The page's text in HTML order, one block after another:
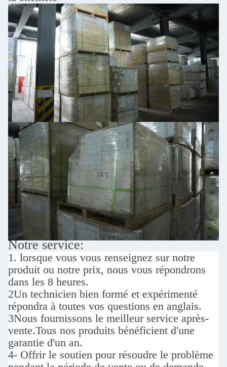
Notre service:
1. lorsque vous vous renseignez sur notre
produit ou notre prix, nous vous répondrons
dans les 8 heures.
2Un technicien bien formé et expérimenté
répondra à toutes vos questions en anglais.
3Nous fournissons le meilleur service après-
vente.Tous nos produits bénéficient d'une
garantie d'un an.
4- Offrir le soutien pour résoudre le problème